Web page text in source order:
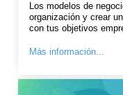
Los modelos de
organización y crear
con tus objetivos
Más información...